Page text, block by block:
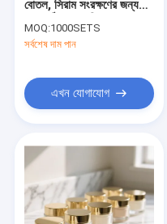
আমাদের সম্পর্কে
বোতল, সিরাম সংরক্ষণের জন্য
উপযুক্ত
MOQ:1000SETS
সর্বশেষ দাম পান
এখন যোগাযোগ